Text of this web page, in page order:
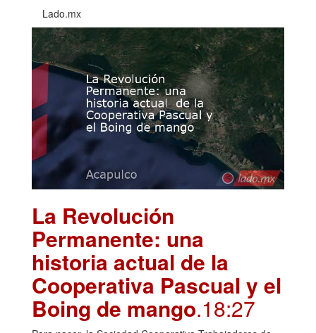
Lado.mx
La Revolución
Permanente: una
historia actual de la
Cooperativa Pascual y el
Boing de mango.18:27